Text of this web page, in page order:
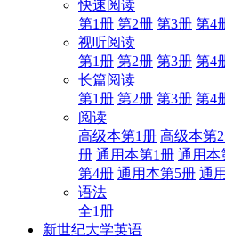
快速阅读
第1册 第2册 第3册 第4
视听阅读
第1册 第2册 第3册 第4
长篇阅读
第1册 第2册 第3册 第4
阅读
高级本第1册 高级本第
册 通用本第1册 通用本
第4册 通用本第5册 通
语法
全1册
新世纪大学英语